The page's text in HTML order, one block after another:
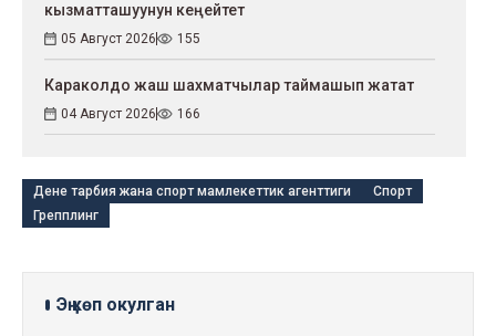
кызматташуунун кеңейтет
05 Август 2026 155
Караколдо жаш шахматчылар таймашып жатат
04 Август 2026 166
Дене тарбия жана спорт мамлекеттик агенттиги
Спорт
Грепплинг
Эң көп окулган